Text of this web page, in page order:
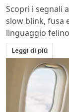
Scopri i segnali
slow blink, fusa
linguaggio
Leggi di più